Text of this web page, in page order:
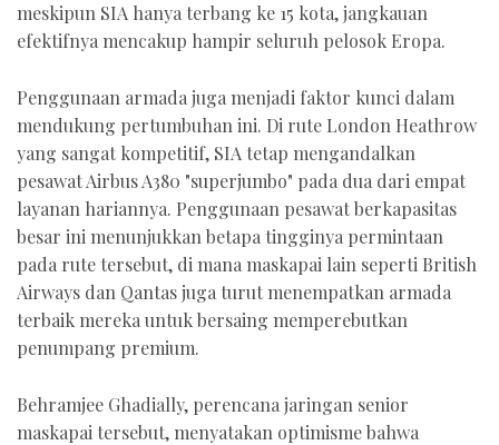
meskipun SIA hanya terbang ke 15 kota, jangkauan
efektifnya mencakup hampir seluruh pelosok Eropa.
Penggunaan armada juga menjadi faktor kunci dalam
mendukung pertumbuhan ini. Di rute London Heathrow
yang sangat kompetitif, SIA tetap mengandalkan
pesawat Airbus A380 "superjumbo" pada dua dari empat
layanan hariannya. Penggunaan pesawat berkapasitas
besar ini menunjukkan betapa tingginya permintaan
pada rute tersebut, di mana maskapai lain seperti British
Airways dan Qantas juga turut menempatkan armada
terbaik mereka untuk bersaing memperebutkan
penumpang premium.
Behramjee Ghadially, perencana jaringan senior
maskapai tersebut, menyatakan optimisme bahwa